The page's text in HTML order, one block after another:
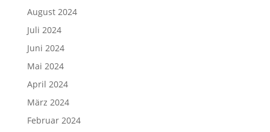
August 2024
Juli 2024
Juni 2024
Mai 2024
April 2024
März 2024
Februar 2024